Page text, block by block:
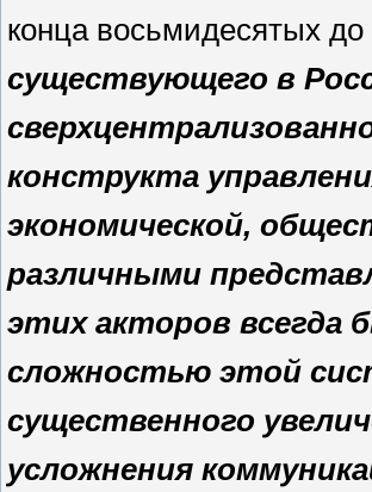
конца восьмидесятых
существующего в
конструкта
экономической,
различными
этих акторов всегда
сложностью этой
существенного
усложнения